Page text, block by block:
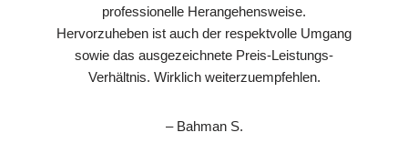
professionelle Herangehensweise.
Hervorzuheben ist auch der respektvolle Umgang
sowie das ausgezeichnete Preis-Leistungs-
Verhältnis. Wirklich weiterzuempfehlen.
– Bahman S.